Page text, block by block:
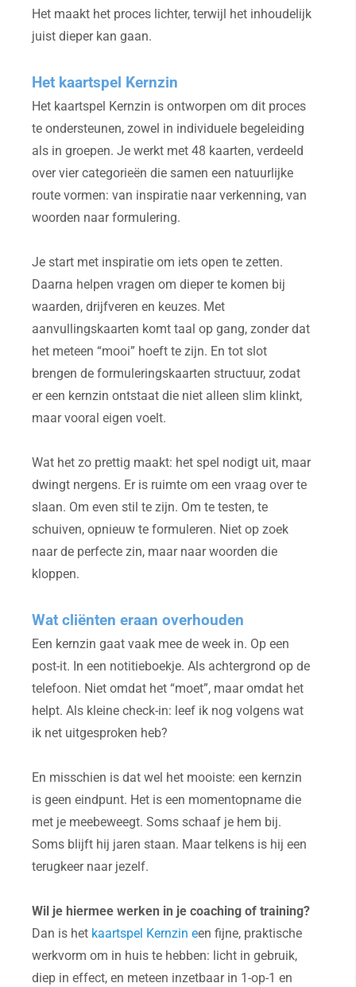
Het maakt het proces lichter, terwijl het inhoudelijk
juist dieper kan gaan.
Het kaartspel Kernzin
Het kaartspel Kernzin is ontworpen om dit proces
te ondersteunen, zowel in individuele begeleiding
als in groepen. Je werkt met 48 kaarten, verdeeld
over vier categorieën die samen een natuurlijke
route vormen: van inspiratie naar verkenning, van
woorden naar formulering.
Je start met inspiratie om iets open te zetten.
Daarna helpen vragen om dieper te komen bij
waarden, drijfveren en keuzes. Met
aanvullingskaarten komt taal op gang, zonder dat
het meteen “mooi” hoeft te zijn. En tot slot
brengen de formuleringskaarten structuur, zodat
er een kernzin ontstaat die niet alleen slim klinkt,
maar vooral eigen voelt.
Wat het zo prettig maakt: het spel nodigt uit, maar
dwingt nergens. Er is ruimte om een vraag over te
slaan. Om even stil te zijn. Om te testen, te
schuiven, opnieuw te formuleren. Niet op zoek
naar de perfecte zin, maar naar woorden die
kloppen.
Wat cliënten eraan overhouden
Een kernzin gaat vaak mee de week in. Op een
post-it. In een notitieboekje. Als achtergrond op de
telefoon. Niet omdat het “moet”, maar omdat het
helpt. Als kleine check-in: leef ik nog volgens wat
ik net uitgesproken heb?
En misschien is dat wel het mooiste: een kernzin
is geen eindpunt. Het is een momentopname die
met je meebeweegt. Soms schaaf je hem bij.
Soms blijft hij jaren staan. Maar telkens is hij een
terugkeer naar jezelf.
Wil je hiermee werken in je coaching of training?
Dan is het kaartspel Kernzin een fijne, praktische
werkvorm om in huis te hebben: licht in gebruik,
diep in effect, en meteen inzetbaar in 1-op-1 en